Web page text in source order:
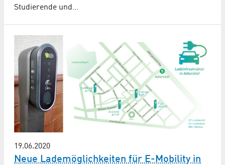
Studierende und…
19.06.2020
Neue Lademöglichkeiten für E-Mobility in